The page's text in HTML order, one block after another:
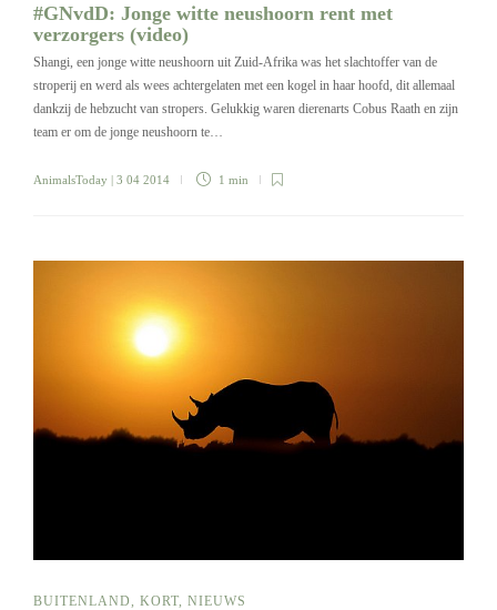
#GNvdD: Jonge witte neushoorn rent met
verzorgers (video)
Shangi, een jonge witte neushoorn uit Zuid-Afrika was het slachtoffer van de
stroperij en werd als wees achtergelaten met een kogel in haar hoofd, dit allemaal
dankzij de hebzucht van stropers. Gelukkig waren dierenarts Cobus Raath en zijn
team er om de jonge neushoorn te…
AnimalsToday | 3 04 2014 1 min
BUITENLAND KORT NIEUWS